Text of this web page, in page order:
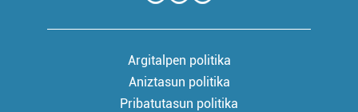
Argitalpen politika
Aniztasun politika
Pribatutasun politika